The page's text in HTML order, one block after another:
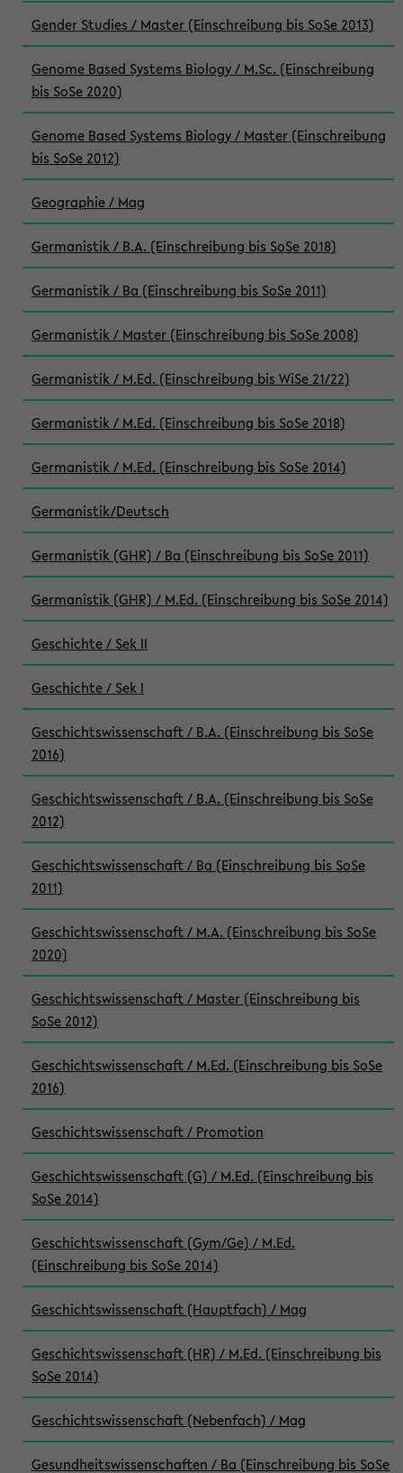
Gender Studies / Master (Einschreibung bis SoSe 2013)
Genome Based Systems Biology / M.Sc. (Einschreibung
bis SoSe 2020)
Genome Based Systems Biology / Master (Einschreibung
bis SoSe 2012)
Geographie / Mag
Germanistik / B.A. (Einschreibung bis SoSe 2018)
Germanistik / Ba (Einschreibung bis SoSe 2011)
Germanistik / Master (Einschreibung bis SoSe 2008)
Germanistik / M.Ed. (Einschreibung bis WiSe 21/22)
Germanistik / M.Ed. (Einschreibung bis SoSe 2018)
Germanistik / M.Ed. (Einschreibung bis SoSe 2014)
Germanistik/Deutsch
Germanistik (GHR) / Ba (Einschreibung bis SoSe 2011)
Germanistik (GHR) / M.Ed. (Einschreibung bis SoSe 2014)
Geschichte / Sek II
Geschichte / Sek I
Geschichtswissenschaft / B.A. (Einschreibung bis SoSe
2016)
Geschichtswissenschaft / B.A. (Einschreibung bis SoSe
2012)
Geschichtswissenschaft / Ba (Einschreibung bis SoSe
2011)
Geschichtswissenschaft / M.A. (Einschreibung bis SoSe
2020)
Geschichtswissenschaft / Master (Einschreibung bis
SoSe 2012)
Geschichtswissenschaft / M.Ed. (Einschreibung bis SoSe
2016)
Geschichtswissenschaft / Promotion
Geschichtswissenschaft (G) / M.Ed. (Einschreibung bis
SoSe 2014)
Geschichtswissenschaft (Gym/Ge) / M.Ed.
(Einschreibung bis SoSe 2014)
Geschichtswissenschaft (Hauptfach) / Mag
Geschichtswissenschaft (HR) / M.Ed. (Einschreibung bis
SoSe 2014)
Geschichtswissenschaft (Nebenfach) / Mag
Gesundheitswissenschaften / Ba (Einschreibung bis SoSe